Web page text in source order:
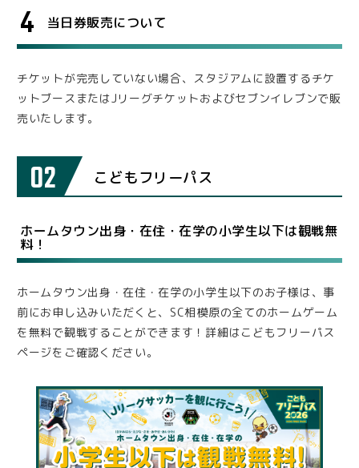
4 当日券販売について
チケットが完売していない場合、スタジアムに設置するチケ
ットブースまたはJリーグチケットおよびセブンイレブンで販
売いたします。
02 こどもフリーパス
ホームタウン出身・在住・在学の小学生以下は観戦無
料！
ホームタウン出身・在住・在学の小学生以下のお子様は、事
前にお申し込みいただくと、SC相模原の全てのホームゲーム
を無料で観戦することができます！詳細はこどもフリーパス
ページをご確認ください。